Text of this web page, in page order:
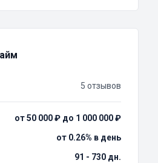
5 отзывов
от 50 000 ₽ до 1 000 000 ₽
от 0.26% в день
91 - 730 дн.